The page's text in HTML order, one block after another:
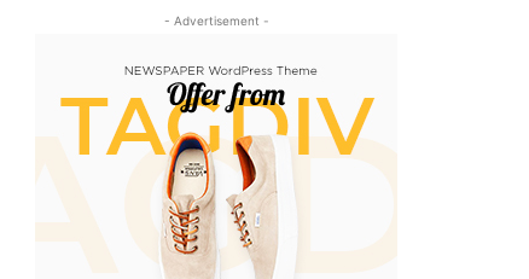
- Advertisement -